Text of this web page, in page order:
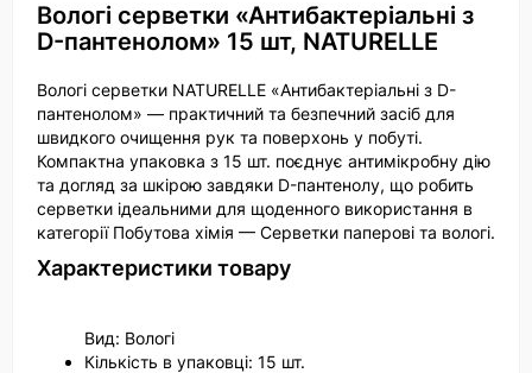
Вологі серветки «Антибактеріальні з
D-пантенолом» 15 шт, NATURELLE
Вологі серветки NATURELLE «Антибактеріальні з D-
пантенолом» — практичний та безпечний засіб для
швидкого очищення рук та поверхонь у побуті.
Компактна упаковка з 15 шт. поєднує антимікробну дію
та догляд за шкірою завдяки D-пантенолу, що робить
серветки ідеальними для щоденного використання в
категорії Побутова хімія — Серветки паперові та вологі.
Характеристики товару
Вид: Вологі
Кількість в упаковці: 15 шт.